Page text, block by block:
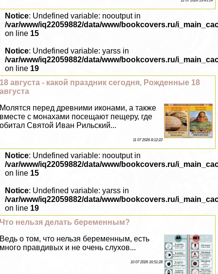
Notice: Undefined variable: nooutput in
/var/www/iq22059882/data/www/bookcovers.ru/
on line 15
Notice: Undefined variable: yarss in
/var/www/iq22059882/data/www/bookcovers.ru/
on line 19
18 августа - какой праздник сегодня, Рожденные 18
августа
Молятся перед древними иконами, а также
вместе с монахами посещают пещеру, где
обитал Святой Иван Рильский...
11 07 2026 8:12:22
Notice: Undefined variable: nooutput in
/var/www/iq22059882/data/www/bookcovers.ru/
on line 15
Notice: Undefined variable: yarss in
/var/www/iq22059882/data/www/bookcovers.ru/
on line 19
Что нельзя делать беременным?
Ведь о том, что нельзя беременным, есть
много правдивых и не очень слухов...
10 07 2026 16:51:28